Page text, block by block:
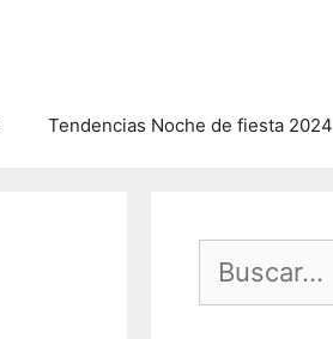
Tendencias Noche de fiesta 2024